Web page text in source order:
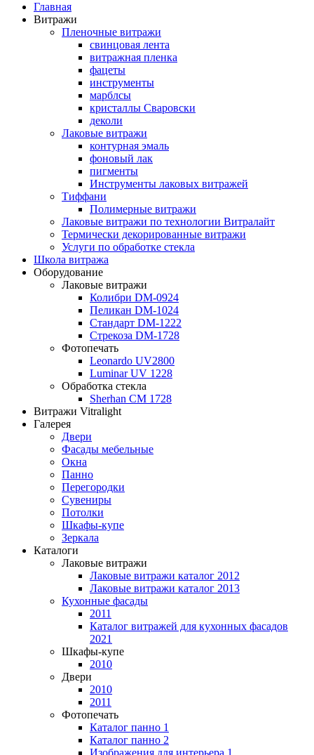
Главная
Витражи
Пленочные витражи
свинцовая лента
витражная пленка
фацеты
инструменты
марблсы
кристаллы Сваровски
деколи
Лаковые витражи
контурная эмаль
фоновый лак
пигменты
Инструменты лаковых витражей
Тиффани
Полимерные витражи
Лаковые витражи по технологии Витралайт
Термически декорированные витражи
Услуги по обработке стекла
Школа витража
Оборудование
Лаковые витражи
Колибри DM-0924
Пеликан DM-1024
Стандарт DM-1222
Стрекоза DM-1728
Фотопечать
Leonardo UV2800
Luminar UV 1228
Обработка стекла
Sherhan CM 1728
Витражи Vitralight
Галерея
Двери
Фасады мебельные
Окна
Панно
Перегородки
Сувениры
Потолки
Шкафы-купе
Зеркала
Каталоги
Лаковые витражи
Лаковые витражи каталог 2012
Лаковые витражи каталог 2013
Кухонные фасады
2011
Каталог витражей для кухонных фасадов
2021
Шкафы-купе
2010
Двери
2010
2011
Фотопечать
Каталог панно 1
Каталог панно 2